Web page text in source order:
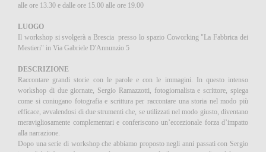
alle ore 13.30 e dalle ore 15.00 alle ore 19.00
LUOGO
Il workshop si svolgerà a Brescia presso lo spazio Coworking "La Fabbrica dei
Mestieri" in Via Gabriele D'Annunzio 5
DESCRIZIONE
Raccontare grandi storie con le parole e con le immagini. In questo intenso
workshop di due giornate, Sergio Ramazzotti, fotogiornalista e scrittore, spiega
come si coniugano fotografia e scrittura per raccontare una storia nel modo più
efficace, avvalendosi di due strumenti che, se utilizzati nel modo giusto, diventano
meravigliosamente complementari e conferiscono un’eccezionale forza d’impatto
alla narrazione.
Dopo una serie di workshop che abbiamo proposto negli anni passati con Sergio